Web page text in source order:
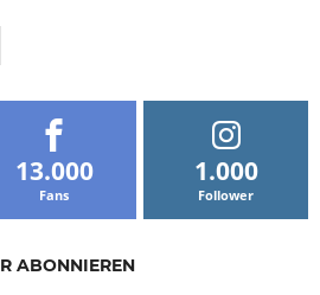
13.000
Fans
1.000
Follower
ABONNIEREN